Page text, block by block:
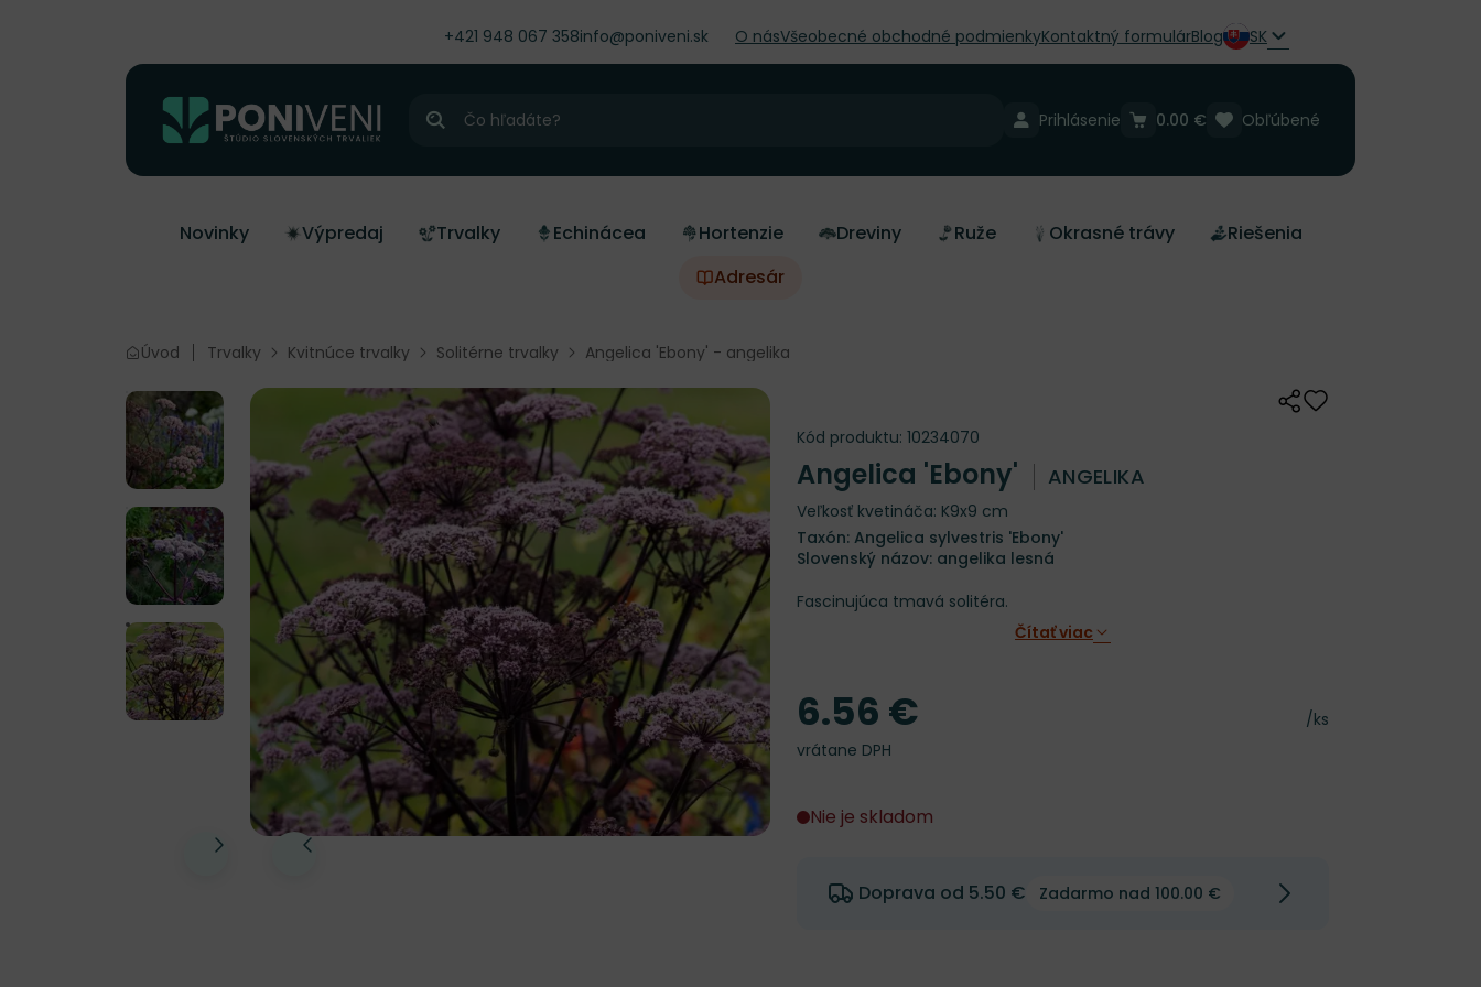
+421 948 067 358info@poniveni.sk O násVšeobecné obchodné podmienkyKontaktný formulárBlog SK
Hľadať
Prihlásenie Obľúbené
0.00 €
Novinky Výpredaj Trvalky Echinácea Hortenzie Dreviny Ruže Okrasné trávy
Riešenia
Adresár
Úvod Trvalky Kvitnúce trvalky Solitérne trvalky Angelica 'Ebony' - angelika
ZdieľaťOdober do
Kód produktu: 10234070
Angelica 'Ebony' ANGELIKA
Veľkosť kvetináča: K9x9 cm
Taxón: Angelica sylvestris 'Ebony'
Slovenský názov: angelika lesná
Fascinujúca tmavá solitéra.
Čítať viac
Cena za kus
/ks
Cena
6.56 €
vrátane DPH
Nie je skladom
Doprava od 5.50 € Zadarmo nad 100.00 €